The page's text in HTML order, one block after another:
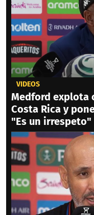
VIDEOS
Medford explota
Costa Rica y
"Es un irrespeto"